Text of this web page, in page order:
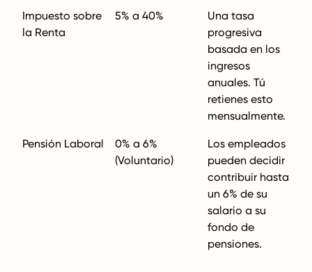
Impuesto sobre
la Renta
5% a 40%
Una tasa
progresiva
basada en los
ingresos
anuales. Tú
retienes esto
mensualmente.
Pensión Laboral
0% a 6%
(Voluntario)
Los empleados
pueden decidir
contribuir hasta
un 6% de su
salario a su
fondo de
pensiones.